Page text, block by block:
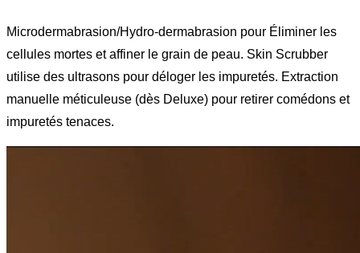
Microdermabrasion/Hydro-dermabrasion pour Éliminer les
cellules mortes et affiner le grain de peau. Skin Scrubber
utilise des ultrasons pour déloger les impuretés. Extraction
manuelle méticuleuse (dès Deluxe) pour retirer comédons et
impuretés tenaces.